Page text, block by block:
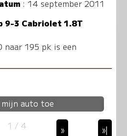
: 14 september 2011
9-3 Cabriolet 1.8T
naar 195 pk is een
mijn auto toe
1 / 4 » »|